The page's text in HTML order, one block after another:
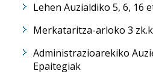
Lehen Auzialdiko 5, 6, 16
Merkataritza-arloko 3
Administrazioarekiko
Epaitegiak